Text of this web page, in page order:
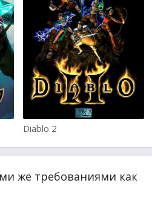
Diablo 2
же требованиями как